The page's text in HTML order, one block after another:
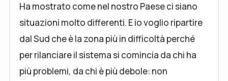
Ha mostrato come nel nostro Paese ci siano
situazioni molto differenti. E io voglio ripartire
dal Sud che è la zona più in difficoltà perché
per rilanciare il sistema si comincia da chi ha
più problemi, da chi è più debole: non